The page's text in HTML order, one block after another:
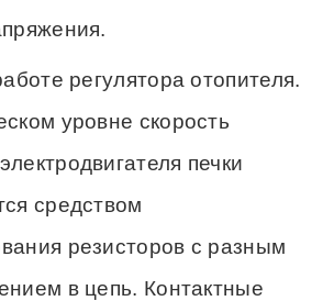
регулятора отопителя.
уровне скорость
печки
средством
резисторов с разным
в цепь. Контактные